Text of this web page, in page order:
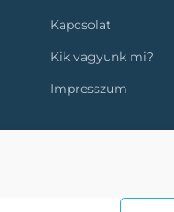
Kapcsolat
Kik vagyunk mi?
Impresszum